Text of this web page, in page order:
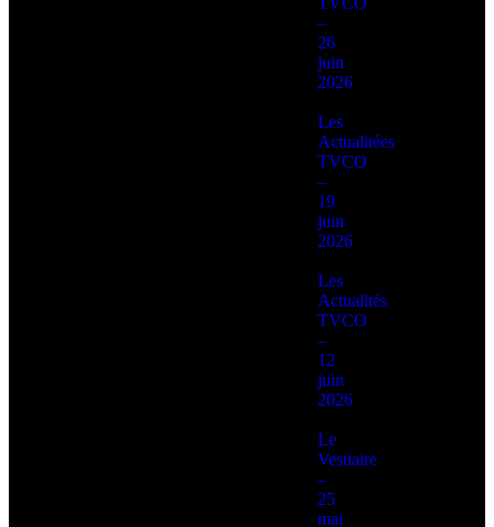
–
26
juin
2026
Les
Actualitées
TVCO
–
19
juin
2026
Les
Actualités
TVCO
–
12
juin
2026
Le
Vestiaire
–
25
mai